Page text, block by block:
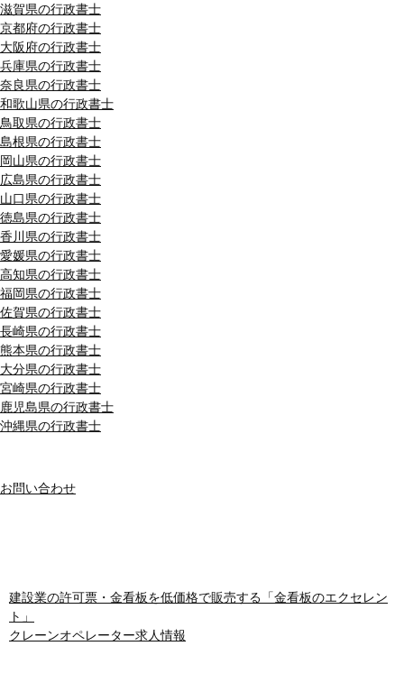
滋賀県の行政書士
京都府の行政書士
大阪府の行政書士
兵庫県の行政書士
奈良県の行政書士
和歌山県の行政書士
鳥取県の行政書士
島根県の行政書士
岡山県の行政書士
広島県の行政書士
山口県の行政書士
徳島県の行政書士
香川県の行政書士
愛媛県の行政書士
高知県の行政書士
福岡県の行政書士
佐賀県の行政書士
長崎県の行政書士
熊本県の行政書士
大分県の行政書士
宮崎県の行政書士
鹿児島県の行政書士
沖縄県の行政書士
お問い合わせ
建設業の許可票・金看板を低価格で販売する「金看板のエクセレン
ト」
クレーンオペレーター求人情報